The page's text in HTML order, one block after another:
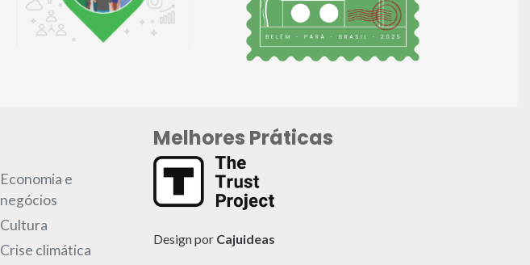
Economia e
negócios
Cultura
Crise climática
Melhores Práticas
Design por Cajuideas